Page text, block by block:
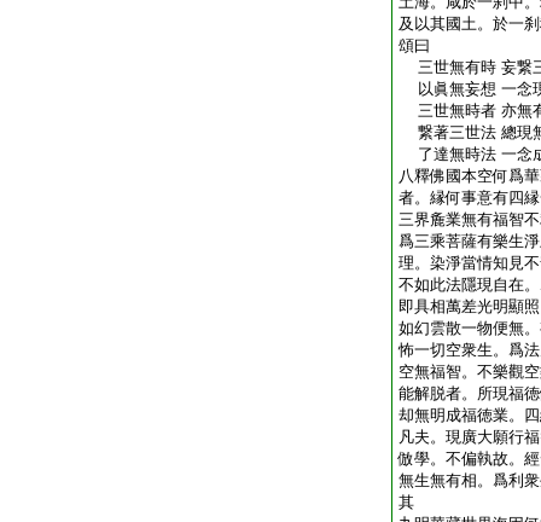
及以其國土。於一
頌曰
三世無有時 妄繋
以眞無妄想 一念
三世無時者 亦無
繋著三世法 總現
了達無時法 一念
八釋佛國本空何爲
者。縁何事意有四
三界麁業無有福智
爲三乘菩薩有樂生
理。染淨當情知見
不如此法隱現自在
即具相萬差光明顯
如幻雲散一物便無
怖一切空衆生。爲
空無福智。不樂觀
能解脱者。所現福
却無明成福徳業。
凡夫。現廣大願行
倣學。不偏執故。
無生無有相。爲利
其